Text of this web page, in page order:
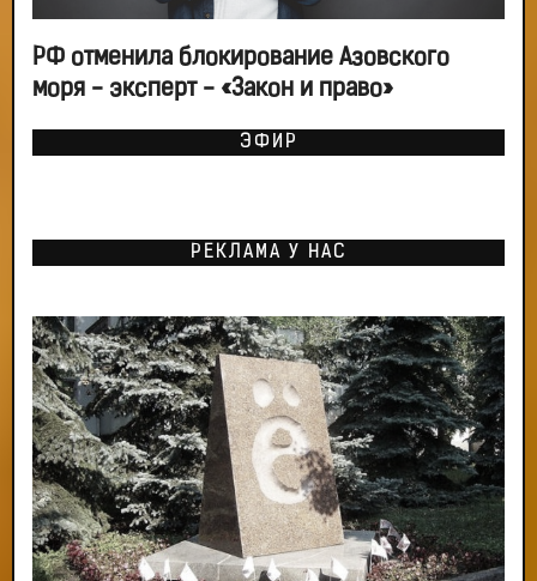
РФ отменила блокирование Азовского
моря - эксперт - «Закон и право»
ЭФИР
РЕКЛАМА У НАС